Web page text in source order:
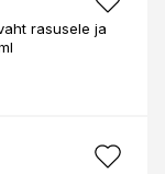
rasusele ja